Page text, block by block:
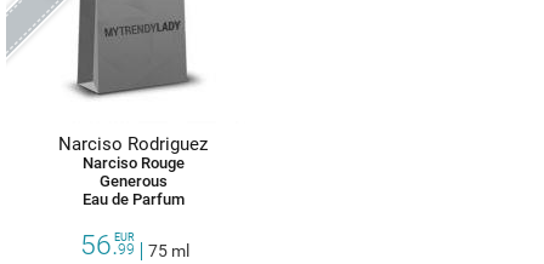
Narciso Rodriguez
Narciso Rouge
Generous
Eau de Parfum
56.99
EUR
75 ml